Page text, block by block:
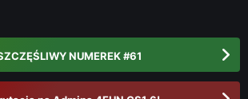
NUMEREK #61